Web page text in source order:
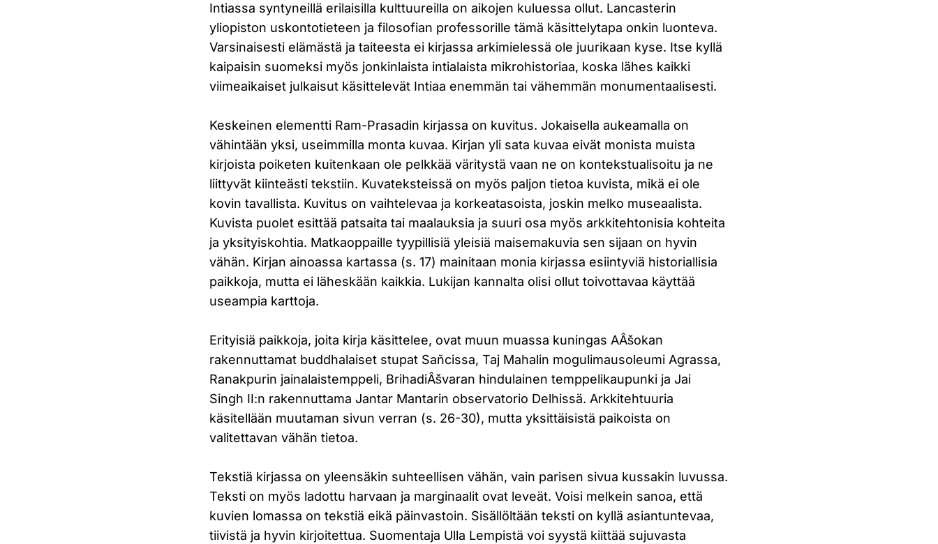
Intiassa syntyneillä erilaisilla kulttuureilla on aikojen kuluessa ollut. Lancasterin
yliopiston uskontotieteen ja filosofian professorille tämä käsittelytapa onkin luonteva.
Varsinaisesti elämästä ja taiteesta ei kirjassa arkimielessä ole juurikaan kyse. Itse kyllä
kaipaisin suomeksi myös jonkinlaista intialaista mikrohistoriaa, koska lähes kaikki
viimeaikaiset julkaisut käsittelevät Intiaa enemmän tai vähemmän monumentaalisesti.
Keskeinen elementti Ram-Prasadin kirjassa on kuvitus. Jokaisella aukeamalla on
vähintään yksi, useimmilla monta kuvaa. Kirjan yli sata kuvaa eivät monista muista
kirjoista poiketen kuitenkaan ole pelkkää väritystä vaan ne on kontekstualisoitu ja ne
liittyvät kiinteästi tekstiin. Kuvateksteissä on myös paljon tietoa kuvista, mikä ei ole
kovin tavallista. Kuvitus on vaihtelevaa ja korkeatasoista, joskin melko museaalista.
Kuvista puolet esittää patsaita tai maalauksia ja suuri osa myös arkkitehtonisia kohteita
ja yksityiskohtia. Matkaoppaille tyypillisiä yleisiä maisemakuvia sen sijaan on hyvin
vähän. Kirjan ainoassa kartassa (s. 17) mainitaan monia kirjassa esiintyviä historiallisia
paikkoja, mutta ei läheskään kaikkia. Lukijan kannalta olisi ollut toivottavaa käyttää
useampia karttoja.
Erityisiä paikkoja, joita kirja käsittelee, ovat muun muassa kuningas AÂšokan
rakennuttamat buddhalaiset stupat Sañcissa, Taj Mahalin mogulimausoleumi Agrassa,
Ranakpurin jainalaistemppeli, BrihadiÂšvaran hindulainen temppelikaupunki ja Jai
Singh II:n rakennuttama Jantar Mantarin observatorio Delhissä. Arkkitehtuuria
käsitellään muutaman sivun verran (s. 26-30), mutta yksittäisistä paikoista on
valitettavan vähän tietoa.
Tekstiä kirjassa on yleensäkin suhteellisen vähän, vain parisen sivua kussakin luvussa.
Teksti on myös ladottu harvaan ja marginaalit ovat leveät. Voisi melkein sanoa, että
kuvien lomassa on tekstiä eikä päinvastoin. Sisällöltään teksti on kyllä asiantuntevaa,
tiivistä ja hyvin kirjoitettua. Suomentaja Ulla Lempistä voi syystä kiittää sujuvasta